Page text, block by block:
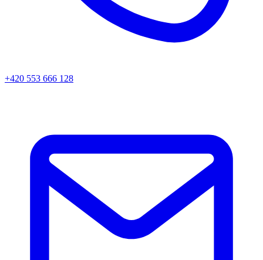
+420 553 666 128